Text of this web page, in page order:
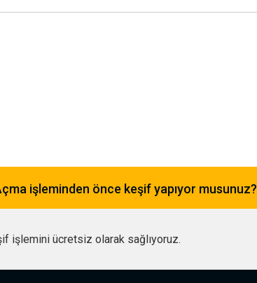
işleminden önce keşif yapıyor musunuz?
işlemini ücretsiz olarak sağlıyoruz.